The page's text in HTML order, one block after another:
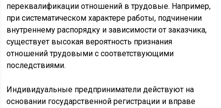
переквалификации отношений в трудовые. Например,
при систематическом характере работы, подчинении
внутреннему распорядку и зависимости от заказчика,
существует высокая вероятность признания
отношений трудовыми с соответствующими
последствиями.
Индивидуальные предприниматели действуют на
основании государственной регистрации и вправе